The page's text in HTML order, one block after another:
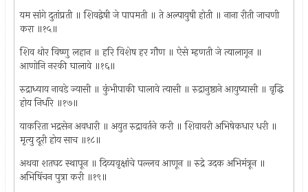
यम सांगे दुतांप्रती ॥ शिवद्वेषी जे पापमती ॥ ते अल्पायुषी होती ॥ नाना रीती जाचणी
करा ॥१५॥
शिव थोर विष्णु लहान ॥ हरि विशेष हर गौण ॥ ऐसे म्हणती जे त्यालागून ॥
आणोनि नरकी घालावे ॥१६॥
रुद्राध्याय नावडे ज्यासी ॥ कुंभीपाकी घालावे त्यासी ॥ रुद्रानुष्ठाने आयुष्यासी ॥ वृद्धि
होय निर्धारे ॥१७॥
याकरिता भद्रसेन अवधारी ॥ अयुत रुद्रावर्तने करी ॥ शिवावरी अभिषेकधार धरी ॥
मृत्यु दूरी होय साच ॥१८॥
अथवा शतघट स्थापून ॥ दिव्यवृक्षांचे पल्लव आणून ॥ रुद्रे उदक अभिमंत्रून ॥
अभिषिंचन पुत्रा करी ॥१९॥